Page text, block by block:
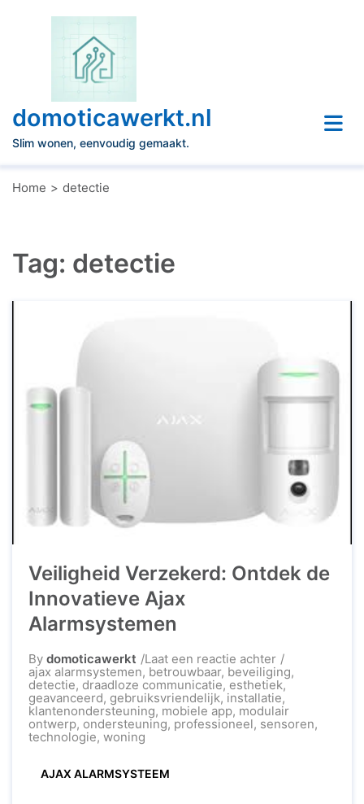
domoticawerkt.nl
Slim wonen, eenvoudig gemaakt.
Home detectie
Tag: detectie
Veiligheid Verzekerd: Ontdek de
Innovatieve Ajax
Alarmsystemen
By domoticawerkt Laat een reactie achterop
Veiligheid
Verzekerd:
Ontdek
de
Innovatieve
ajax alarmsystemen, betrouwbaar, beveiliging,
detectie, draadloze communicatie, esthetiek,
geavanceerd, gebruiksvriendelijk, installatie,
klantenondersteuning, mobiele app, modulair
ontwerp, ondersteuning, professioneel, sensoren,
technologie, woning
AJAX ALARMSYSTEEM